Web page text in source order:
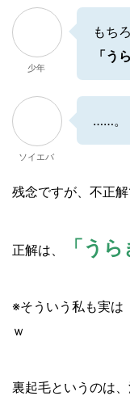
少年
もち
「う
ソイエバ
……。
残念ですが、不正解
正解は、 「う
※そういう私も実は
ｗ
裏起毛というのは